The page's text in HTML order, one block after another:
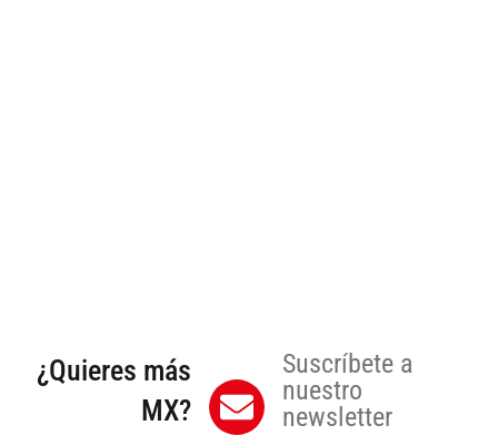
¿Quieres más
MX?
Suscríbete a
nuestro
newsletter